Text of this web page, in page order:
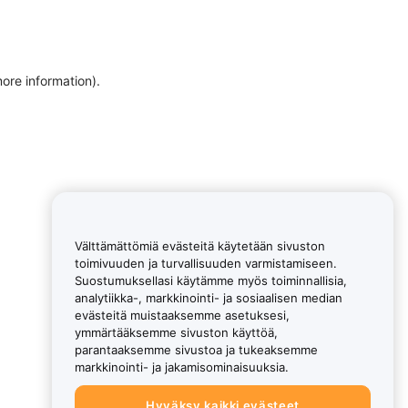
information).
Välttämättömiä evästeitä käytetään sivuston
toimivuuden ja turvallisuuden varmistamiseen.
Suostumuksellasi käytämme myös toiminnallisia,
analytiikka-, markkinointi- ja sosiaalisen median
evästeitä muistaaksemme asetuksesi,
ymmärtääksemme sivuston käyttöä,
parantaaksemme sivustoa ja tukeaksemme
markkinointi- ja jakamisominaisuuksia.